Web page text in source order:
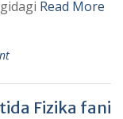
Read More
Fizika fani